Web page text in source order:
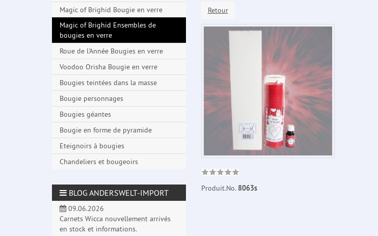
Retour
Produit.No. 8063s
Magic of Brighid Bougie en verre
Magic of Brighid Ensembles de
bougies en verre
Roue de l'Année Bougies en verre
Voodoo Orisha Bougie en verre
Bougies teintées dans la masse
Bougie personnages
Bougies géantes
Bougie en forme de pyramide
Eteignoirs à bougies
Chandeliers et bougeoirs
BLOG ANDERSWELT-IMPORT
09.06.2026
Carnets Wicca nouvellement arrivés
en stock et informations.